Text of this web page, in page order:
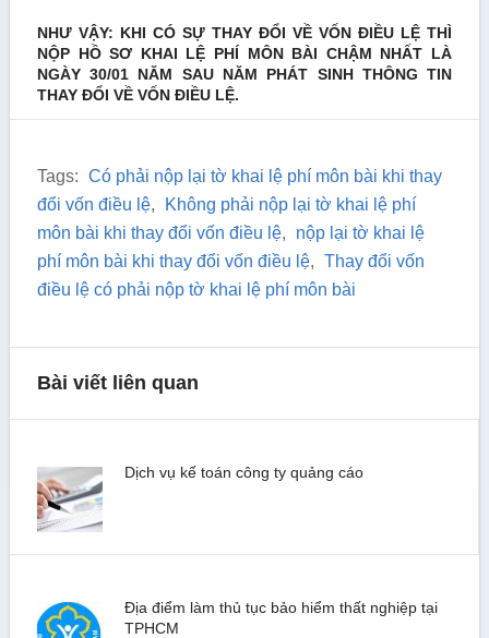
NHƯ VẬY: KHI CÓ SỰ THAY ĐỔI VỀ VỐN ĐIỀU LỆ THÌ
NỘP HỒ SƠ KHAI LỆ PHÍ MÔN BÀI CHẬM NHẤT LÀ
NGÀY 30/01 NĂM SAU NĂM PHÁT SINH THÔNG TIN
THAY ĐỔI VỀ VỐN ĐIỀU LỆ.
Tags: Có phải nộp lại tờ khai lệ phí môn bài khi thay
đổi vốn điều lệ,
Không phải nộp lại tờ khai lệ phí
môn bài khi thay đổi vốn điều lệ,
nộp lại tờ khai lệ
phí môn bài khi thay đổi vốn điều lệ, Thay đổi vốn
điều lệ có phải nộp tờ khai lệ phí môn bài
Bài viết liên quan
Dịch vụ kế toán công ty quảng cáo
Địa điểm làm thủ tục bảo hiểm thất nghiệp tại
TPHCM